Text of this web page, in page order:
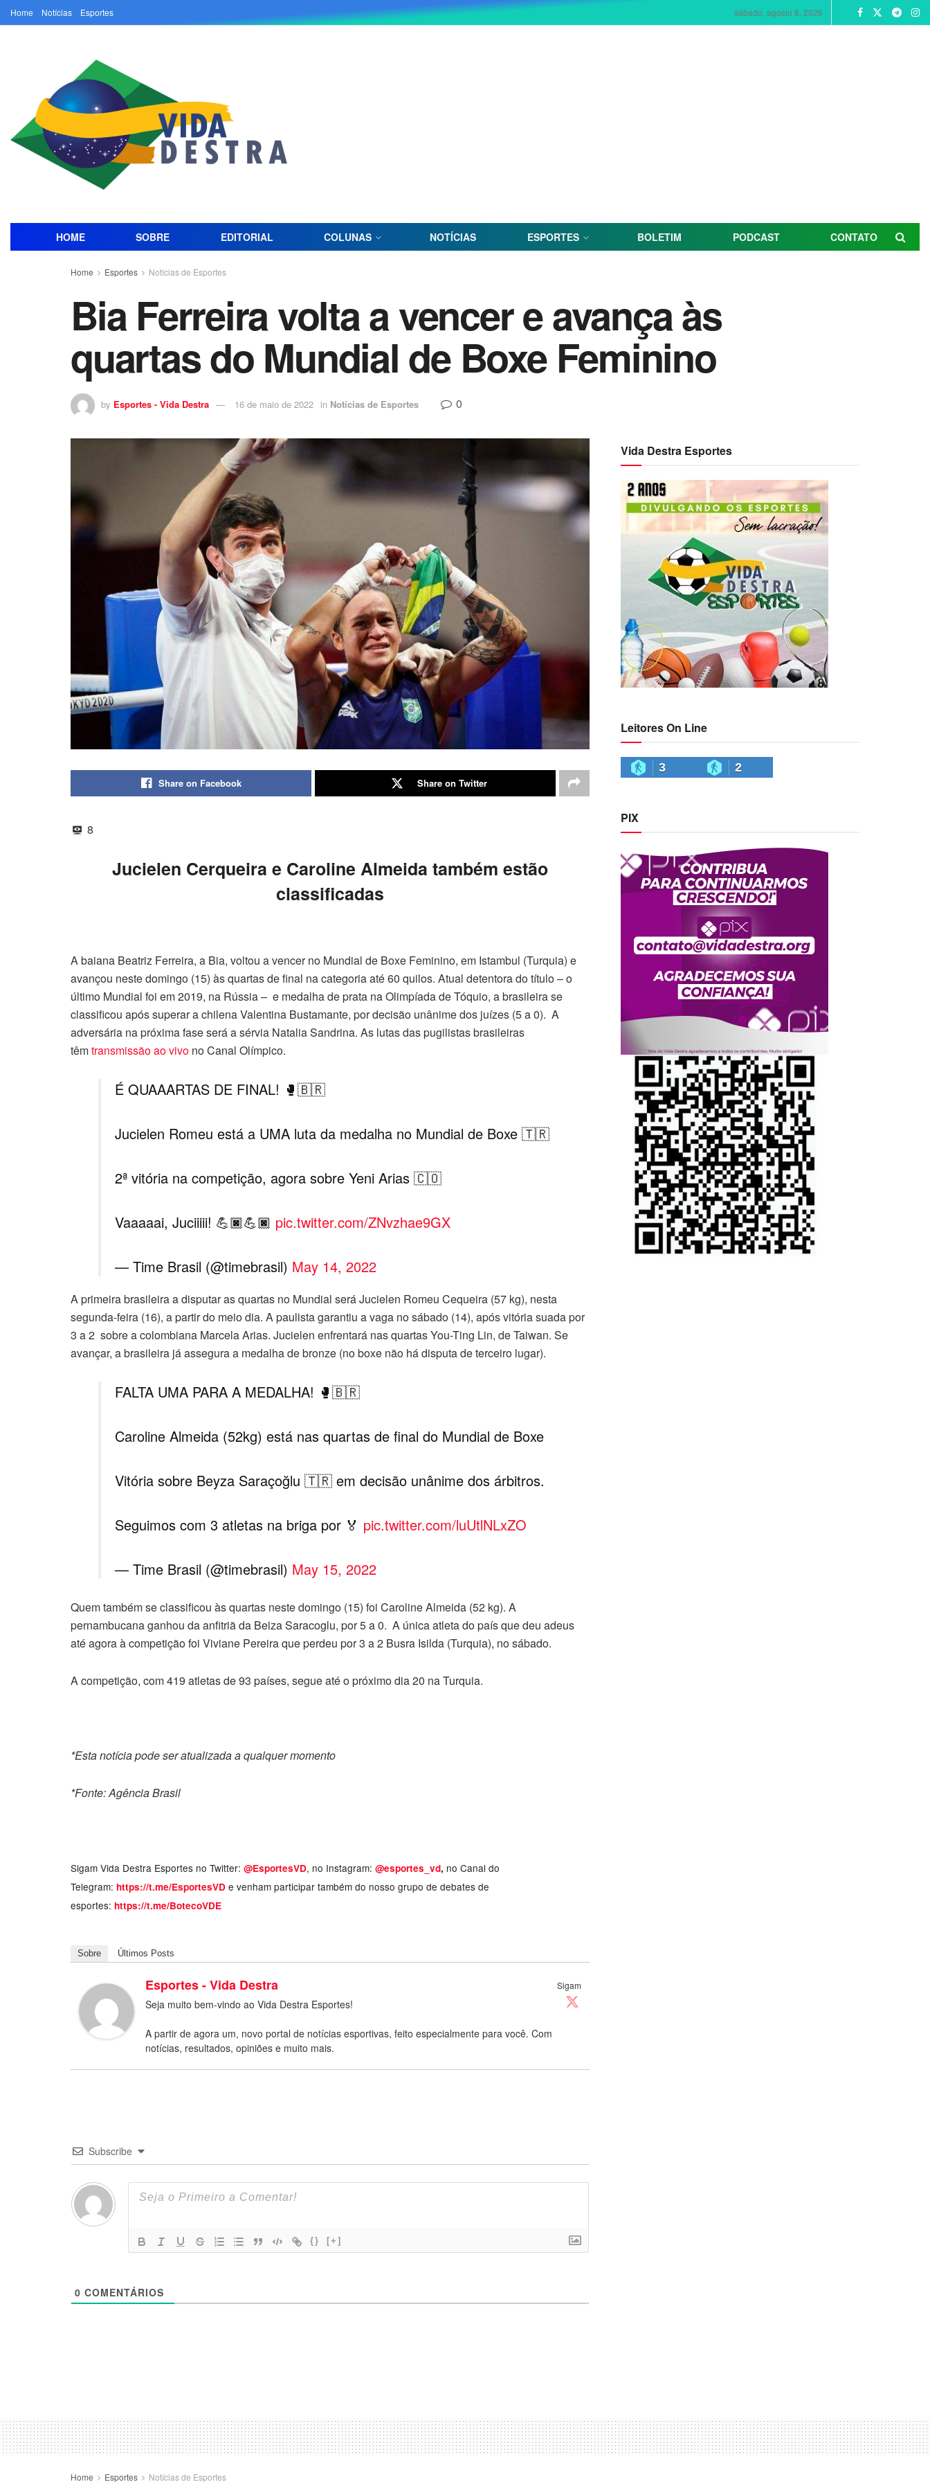
Home Notícias Esportes sábado, agosto 8, 2026
HOME SOBRE EDITORIAL COLUNAS NOTÍCIAS ESPORTES BOLETIM PODCAST CONTATO
Home Esportes Notícias de Esportes
Bia Ferreira volta a vencer e avança às
quartas do Mundial de Boxe Feminino
by Esportes - Vida Destra 16 de maio de 2022 in Notícias de Esportes 0
Share on Facebook Share on Twitter
8
Jucielen Cerqueira e Caroline Almeida também estão
classificadas
A baiana Beatriz Ferreira, a Bia, voltou a vencer no Mundial de Boxe Feminino, em Istambul (Turquia) e
avançou neste domingo (15) às quartas de final na categoria até 60 quilos. Atual detentora do título – o
último Mundial foi em 2019, na Rússia – e medalha de prata na Olimpíada de Tóquio, a brasileira se
classificou após superar a chilena Valentina Bustamante, por decisão unânime dos juízes (5 a 0). A
adversária na próxima fase será a sérvia Natalia Sandrina. As lutas das pugilistas brasileiras
têmtransmissão ao vivo no Canal Olímpico.
É QUAAARTAS DE FINAL! 🥊🇧🇷
Jucielen Romeu está a UMA luta da medalha no Mundial de Boxe 🇹🇷
2ª vitória na competição, agora sobre Yeni Arias 🇨🇴
Vaaaaai, Juciiiii! 💪🏿💪🏿 pic.twitter.com/ZNvzhae9GX
— Time Brasil (@timebrasil) May 14, 2022
A primeira brasileira a disputar as quartas no Mundial será Jucielen Romeu Cequeira (57 kg), nesta
segunda-feira (16), a partir do meio dia. A paulista garantiu a vaga no sábado (14), após vitória suada por
3 a 2 sobre a colombiana Marcela Arias. Jucielen enfrentará nas quartas You-Ting Lin, de Taiwan. Se
avançar, a brasileira já assegura a medalha de bronze (no boxe não há disputa de terceiro lugar).
FALTA UMA PARA A MEDALHA! 🥊🇧🇷
Caroline Almeida (52kg) está nas quartas de final do Mundial de Boxe
Vitória sobre Beyza Saraçoğlu 🇹🇷 em decisão unânime dos árbitros.
Seguimos com 3 atletas na briga por 🏅 pic.twitter.com/luUtlNLxZO
— Time Brasil (@timebrasil) May 15, 2022
Quem também se classificou às quartas neste domingo (15) foi Caroline Almeida (52 kg). A
pernambucana ganhou da anfitriã da Beiza Saracoglu, por 5 a 0. A única atleta do país que deu adeus
até agora à competição foi Viviane Pereira que perdeu por 3 a 2 Busra Isilda (Turquia), no sábado.
A competição, com 419 atletas de 93 países, segue até o próximo dia 20 na Turquia.
*Esta notícia pode ser atualizada a qualquer momento
*Fonte: Agência Brasil
Sigam Vida Destra Esportes no Twitter: @EsportesVD, no Instagram: @esportes_vd, no Canal do
Telegram: https://t.me/EsportesVD e venham participar também do nosso grupo de debates de
esportes: https://t.me/BotecoVDE
Sobre Últimos Posts
Sigam
Esportes - Vida Destra
Seja muito bem-vindo ao Vida Destra Esportes!
A partir de agora um, novo portal de notícias esportivas, feito especialmente para você. Com
notícias, resultados, opiniões e muito mais.
Subscribe
{} [+]
0 COMENTÁRIOS
Vida Destra Esportes
Leitores On Line
3 2
PIX
Home Esportes Notícias de Esportes